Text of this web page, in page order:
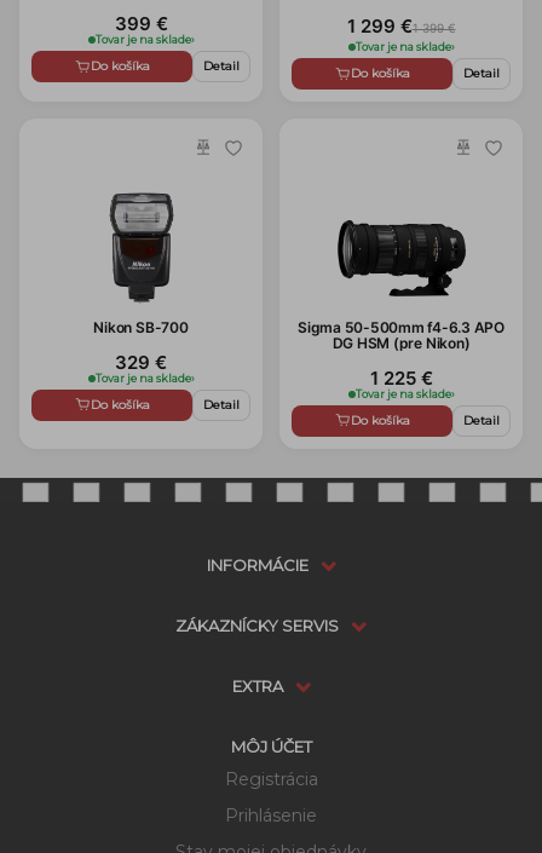
399 €
Tovar je na sklade›
Do košíka Detail
1 299 €1 399 €
Tovar je na sklade›
Do košíka Detail
Nikon SB-700
329 €
Tovar je na sklade›
Do košíka Detail
Sigma 50-500mm f4-6.3 APO
DG HSM (pre Nikon)
1 225 €
Tovar je na sklade›
Do košíka Detail
INFORMÁCIE
ZÁKAZNÍCKY SERVIS
EXTRA
MÔJ ÚČET
Registrácia
Prihlásenie